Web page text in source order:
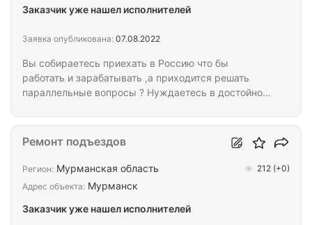
Вы собираетесь приехать в Россию что бы
работать и зарабатывать ,а приходится решать
параллельные вопросы ? Нуждаетесь в достойной
качественной работы и справедливого
работодателя ? Мы именно та компания которую
вы искали . Строительная компания ООО
ЦЕНТРСТОЙ приглашает на работу. Мы прямые
работодатели. Принимаем даже без опыта работы.
Бесплатное обучение. Приветствуются граждане
Заказчик уже нашел исполнителей
Заявка опубликована: 07.08.2022
Ремонт подъездов
Регион: Мурманская область 212 (+0)
Адрес объекта: Мурманск
Заказчик уже нашел исполнителей